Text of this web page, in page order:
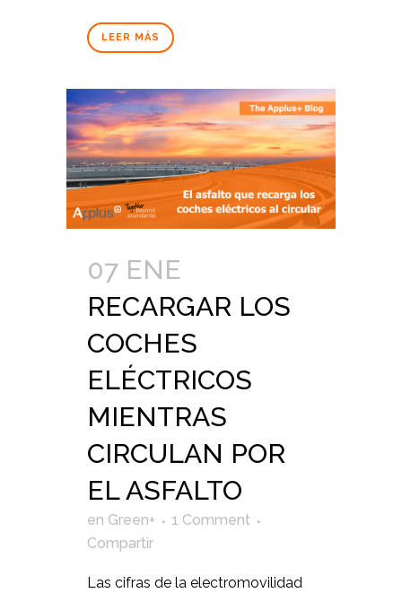
LEER MÁS
07 ENE
RECARGAR LOS
COCHES
ELÉCTRICOS
MIENTRAS
CIRCULAN POR
EL ASFALTO
en Green+
1 Comment
Compartir
Las cifras de la electromovilidad